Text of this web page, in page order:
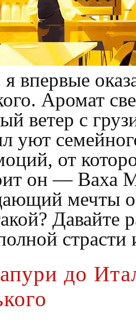
впервые
Аромат
ветер с
уют
от
он — Ваха
мечты о
Давайте
до